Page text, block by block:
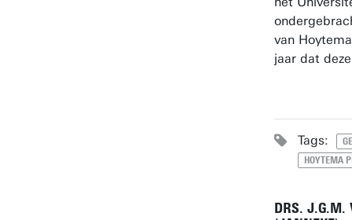
van
jaar dat
Tags:
HOYTEMA
DRS. J.G.M.